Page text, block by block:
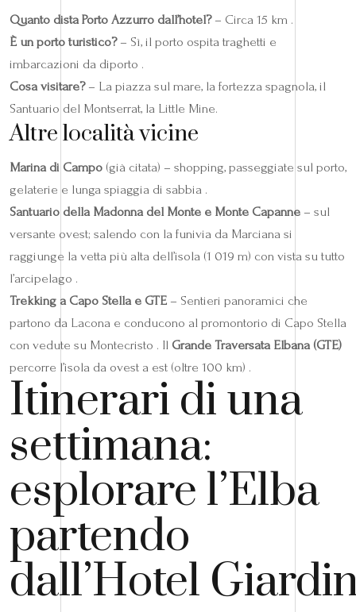
Quanto dista Porto Azzurro dall’hotel?– Circa 15 km .
È un porto turistico?– Sì, il porto ospita traghetti e
imbarcazioni da diporto .
Cosa visitare?– La piazza sul mare, la fortezza spagnola, il
Santuario del Montserrat, la Little Mine.
Altre località vicine
Marina di Campo (già citata) – shopping, passeggiate sul porto,
gelaterie e lunga spiaggia di sabbia .
Santuario della Madonna del Monte e Monte Capanne – sul
versante ovest; salendo con la funivia da Marciana si
raggiunge la vetta più alta dell’isola (1 019 m) con vista su tutto
l’arcipelago .
Trekking a Capo Stella e GTE – Sentieri panoramici che
partono da Lacona e conducono al promontorio di Capo Stella
con vedute su Montecristo . Il Grande Traversata Elbana (GTE)
percorre l’isola da ovest a est (oltre 100 km) .
Itinerari di una
settimana:
esplorare l’Elba
partendo
dall’Hotel